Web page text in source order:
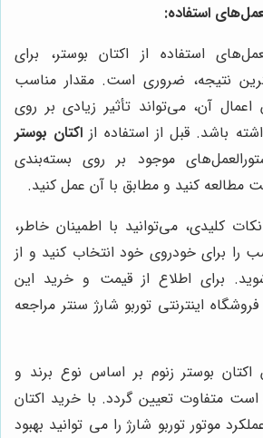
استفاده:
استفاده از اکتان بوستر، برای
نتیجه، ضروری است. مقدار مناسب
آن، می‌تواند تأثیر زیادی بر روی
باشد. قبل از استفاده از اکتان بوستر
موجود بر روی بسته‌بندی
مطالعه کنید و مطابق با آن عمل کنید.
کلیدی، می‌توانید با اطمینان خاطر،
را برای خودروی خود انتخاب کنید و از
برای اطلاع از قیمت و خرید این
اینترنتی توربو شارژ سنتر مراجعه
بوستر زنوم بر اساس نوع برند و
متفاوت تعیین گردد. با خرید اکتان
موتور توربو شارژ را می توانید بهبود